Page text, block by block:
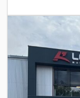
следующая
,
электронная